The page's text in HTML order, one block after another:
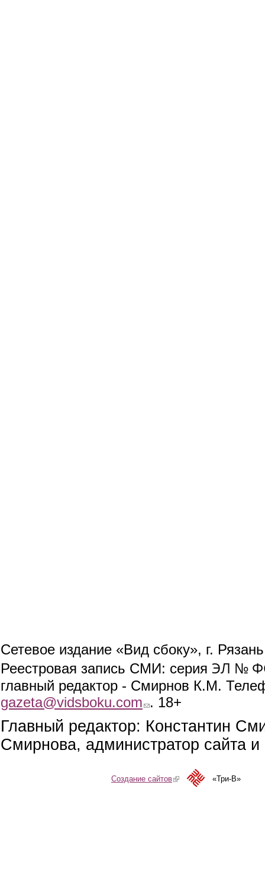
Сетевое издание «Вид сбоку», г.
Реестровая запись СМИ: серия ЭЛ №
главный редактор - Смирнов К.М.
gazeta@vidsboku.com (link sends e-mail)
. 18+
Главный редактор: Константин
Смирнова, администратор сайта
Создание сайтов(link is external)«Три-В»